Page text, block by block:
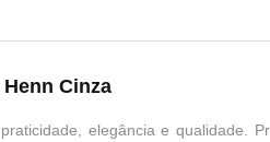
Cinza
elegância e qualidade.